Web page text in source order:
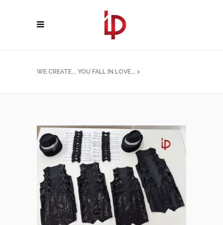
WE CREATE... YOU FALL IN LOVE... >